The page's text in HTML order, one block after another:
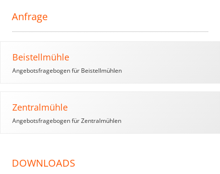
Anfrage
Beistellmühle
Angebotsfragebogen für Beistellmühlen
Zentralmühle
Angebotsfragebogen für Zentralmühlen
DOWNLOADS